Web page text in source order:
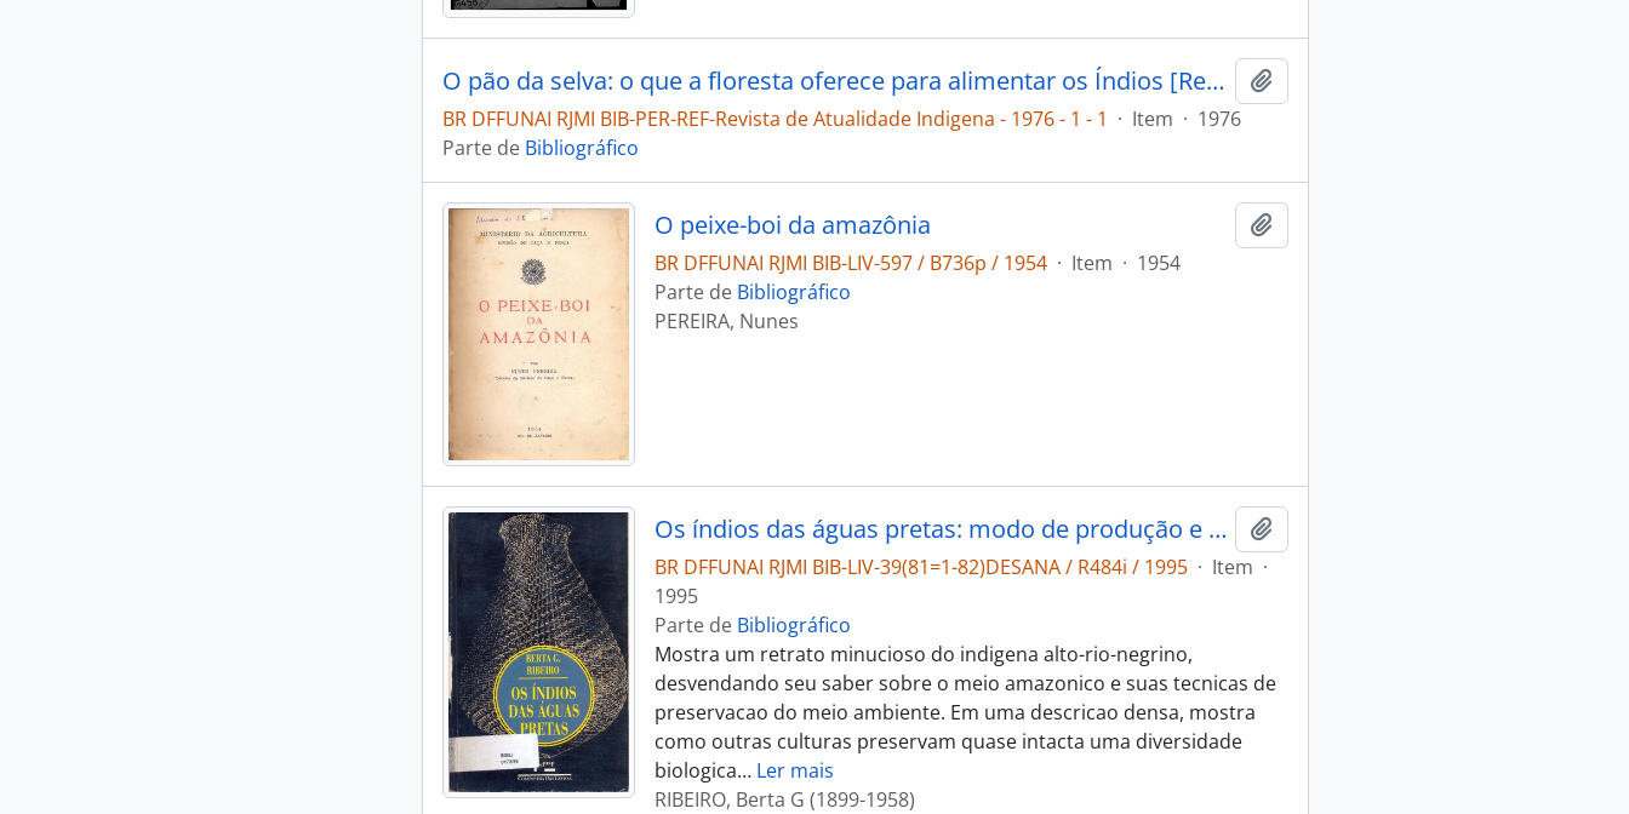
O pão da selva: o que a floresta oferece para alimentar os Índios [Revista de Atualidade Indigena]
BR DFFUNAI RJMI BIB-PER-REF-Revista de Atualidade Indigena - 1976 - 1 - 1 · Item · 1976
Parte de Bibliográfico
O peixe-boi da amazônia
BR DFFUNAI RJMI BIB-LIV-597 / B736p / 1954 · Item · 1954
Parte de Bibliográfico
PEREIRA, Nunes
Os índios das águas pretas: modo de produção e equipamento produtivo.
BR DFFUNAI RJMI BIB-LIV-39(81=1-82)DESANA / R484i / 1995 · Item ·
1995
Parte de Bibliográfico
Mostra um retrato minucioso do indigena alto-rio-negrino,
desvendando seu saber sobre o meio amazonico e suas tecnicas de
preservacao do meio ambiente. Em uma descricao densa, mostra
como outras culturas preservam quase intacta uma diversidade
biologica… Ler mais
RIBEIRO, Berta G (1899-1958)